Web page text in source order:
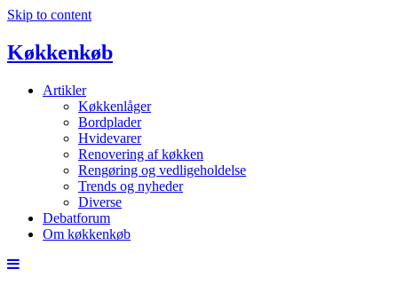
Skip to content
Køkkenkøb
Artikler
Køkkenlåger
Bordplader
Hvidevarer
Renovering af køkken
Rengøring og vedligeholdelse
Trends og nyheder
Diverse
Debatforum
Om køkkenkøb